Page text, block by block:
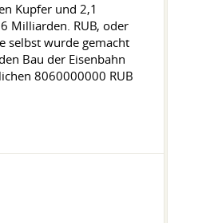
Kupfer und 2,1
Milliarden. RUB, oder
selbst wurde gemacht
Bau der Eisenbahn
8060000000 RUB